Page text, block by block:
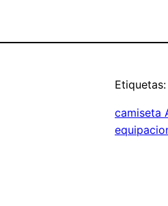
Etiquetas:
camiseta